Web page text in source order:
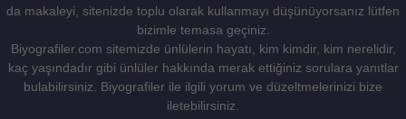
da makaleyi, sitenizde toplu olarak kullanmayı düşünüyorsanız lütfen
bizimle temasa geçiniz.
Biyografiler.com sitemizde ünlülerin hayatı, kim kimdir, kim nerelidir,
kaç yaşındadır gibi ünlüler hakkında merak ettiğiniz sorulara yanıtlar
bulabilirsiniz. Biyografiler ile ilgili yorum ve düzeltmelerinizi bize
iletebilirsiniz.